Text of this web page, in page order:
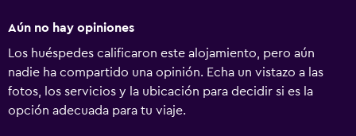
Aún no hay opiniones
Los huéspedes calificaron este alojamiento, pero aún
nadie ha compartido una opinión. Echa un vistazo a las
fotos, los servicios y la ubicación para decidir si es la
opción adecuada para tu viaje.